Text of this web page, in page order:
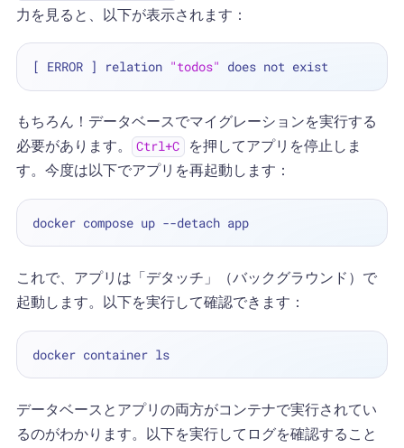
力を見ると、以下が表示されます：
[ ERROR ] relation "todos"
もちろん！データベースでマイグレーションを実行する
必要があります。
Ctrl+C
を押してアプリを停止しま
す。今度は以下でアプリを再起動します：
これで、アプリは「デタッチ」（バックグラウンド）で
起動します。以下を実行して確認できます：
データベースとアプリの両方がコンテナで実行されてい
るのがわかります。以下を実行してログを確認すること